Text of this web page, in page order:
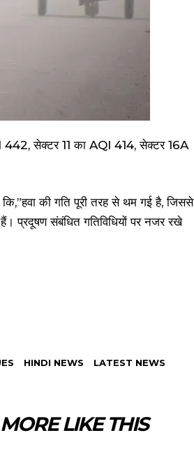
442, सेक्टर 11 का AQI 414, सेक्टर 16A
कि,”हवा की गति पूरी तरह से थम गई है, जिससे
प्रदूषण संबंधित गतिविधियों पर नजर रखे
HINDI NEWS LATEST NEWS
MORE LIKE THIS